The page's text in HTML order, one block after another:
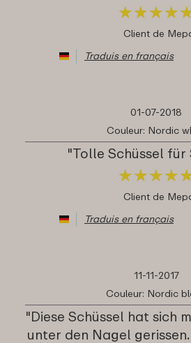
★★★★
★★★★
Client de
Traduis en français
01-07-2018
Couleur: Nordic
"Tolle Schüssel für
★★★★
★★★★
Client de
Traduis en français
11-11-2017
Couleur: Nordic
"Diese Schüssel hat sich
unter den Nagel